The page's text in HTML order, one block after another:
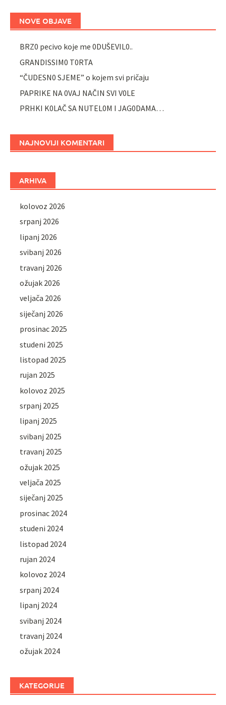
NOVE OBJAVE
BRZ0 pecivo koje me 0DUŠEVIL0..
GRANDISSIM0 T0RTA
“ČUDESN0 SJEME” o kojem svi pričaju
PAPRIKE NA 0VAJ NAČIN SVI V0LE
PRHKI K0LAČ SA NUTEL0M I JAG0DAMA…
NAJNOVIJI KOMENTARI
ARHIVA
kolovoz 2026
srpanj 2026
lipanj 2026
svibanj 2026
travanj 2026
ožujak 2026
veljača 2026
siječanj 2026
prosinac 2025
studeni 2025
listopad 2025
rujan 2025
kolovoz 2025
srpanj 2025
lipanj 2025
svibanj 2025
travanj 2025
ožujak 2025
veljača 2025
siječanj 2025
prosinac 2024
studeni 2024
listopad 2024
rujan 2024
kolovoz 2024
srpanj 2024
lipanj 2024
svibanj 2024
travanj 2024
ožujak 2024
KATEGORIJE